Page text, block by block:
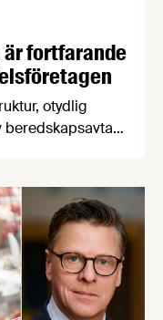
fortfarande
otydlig
beredskapsavtal
från
konstaterar att
minskar i en
att stärka